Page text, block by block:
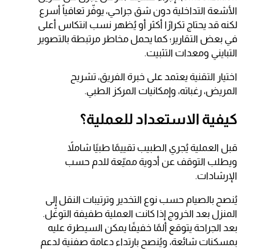
الأشعة التداخلية دون شق جراحي، يوفّر تعافياً أسرع
لكنه قد يحتاج تكرارًا أكثر أو يُظهر نسب انتكاس أعلى
في بعض التقارير؛ كما يحمل مخاطر مرتبطة بالتصوير
التبايني ومعدات التثبيت.
اختيار التقنية يعتمد على خبرة الفريق، تشريح
المريض، رغباته، وإمكانيات المركز الطبي.
كيفية الاستعداد للعملية؟
قبل العملية يُجري الطبيب تقييمًا طبيًا شاملاً
ويطلب التوقف عن أدوية مميّعة للدم حسب
الإرشادات.
يُنصح بالصيام حسب نوع التخدير وترتيبات النقل إلى
المنزل بعد الخروج إذا كانت العملية طفيفة التوغّل.
بعد الجراحة يتوقع ألمًا خفيفًا يمكن السيطرة عليه
بمسكنات شائعة، ويُنصح بارتداء دعامة صفنية لدعم